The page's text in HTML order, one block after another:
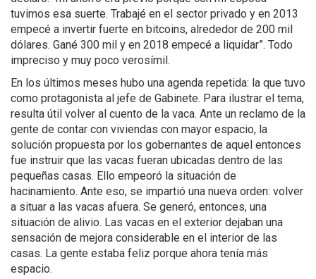
tuvimos esa suerte. Trabajé en el sector privado y en 2013
empecé a invertir fuerte en bitcoins, alrededor de 200 mil
dólares. Gané 300 mil y en 2018 empecé a liquidar”. Todo
impreciso y muy poco verosímil.
En los últimos meses hubo una agenda repetida: la que tuvo
como protagonista al jefe de Gabinete. Para ilustrar el tema,
resulta útil volver al cuento de la vaca. Ante un reclamo de la
gente de contar con viviendas con mayor espacio, la
solución propuesta por los gobernantes de aquel entonces
fue instruir que las vacas fueran ubicadas dentro de las
pequeñas casas. Ello empeoró la situación de
hacinamiento. Ante eso, se impartió una nueva orden: volver
a situar a las vacas afuera. Se generó, entonces, una
situación de alivio. Las vacas en el exterior dejaban una
sensación de mejora considerable en el interior de las
casas. La gente estaba feliz porque ahora tenía más
espacio.